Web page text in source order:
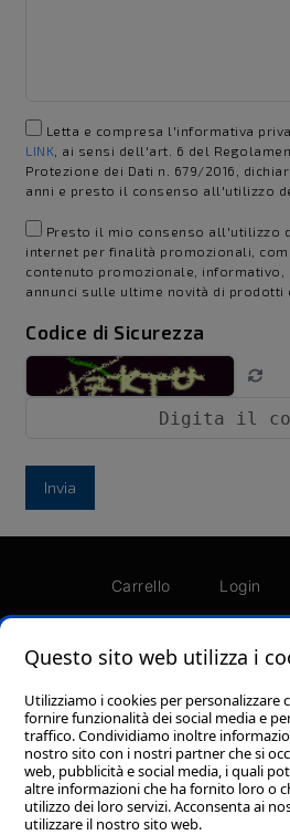
Letta e compresa l'informativa
LINK , ai sensi dell'art. 6 del
Protezione dei Dati n. 679/2016,
anni e presto il consenso all'utilizzo
Presto il mio consenso all'utilizzo
internet per finalità promozionali,
contenuto promozionale, informativo,
annunci sulle ultime novità di prodotti
Codice di Sicurezza
Invia
Carrello Login
Foresi Srl - Via Piero Gobetti,
62012 Civitanova Marche
Cookie policy
Questo sito web utilizza i
Utilizziamo i cookies per personalizzare
fornire funzionalità dei social media e
traffico. Condividiamo inoltre
nostro sito con i nostri partner che si
web, pubblicità e social media, i quali
altre informazioni che ha fornito loro o
utilizzo dei loro servizi. Acconsenta ai
utilizzare il nostro sito web.